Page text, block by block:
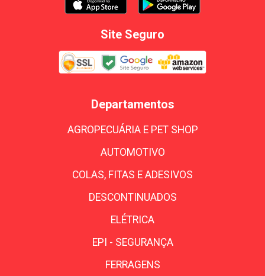
Site Seguro
Departamentos
AGROPECUÁRIA E PET SHOP
AUTOMOTIVO
COLAS, FITAS E ADESIVOS
DESCONTINUADOS
ELÉTRICA
EPI - SEGURANÇA
FERRAGENS